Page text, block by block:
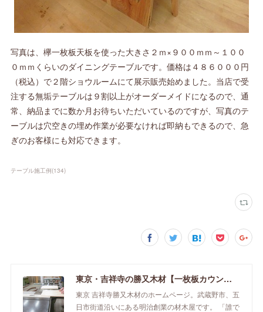
写真は、欅一枚板天板を使った大きさ２ｍ×９００ｍｍ～１００
０ｍｍくらいのダイニングテーブルです。価格は４８６０００円
（税込）で２階ショウルームにて展示販売始めました。当店で受
注する無垢テーブルは９割以上がオーダーメイドになるので、通
常、納品までに数か月お待ちいただいているのですが、写真のテ
ーブルは穴空きの埋め作業が必要なければ即納もできるので、急
ぎのお客様にも対応できます。
テーブル施工例(134)
東京・吉祥寺の勝又木材【一枚板カウンター】
東京 吉祥寺勝又木材のホームページ。武蔵野市、五
日市街道沿いにある明治創業の材木屋です。 「誰で